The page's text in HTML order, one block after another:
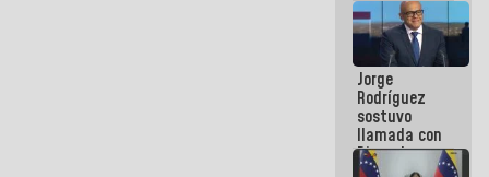
medalla
"Héroe de
Venezuela"
a servidores
públicos
Jorge
Rodríguez
sostuvo
llamada con
Dinorah